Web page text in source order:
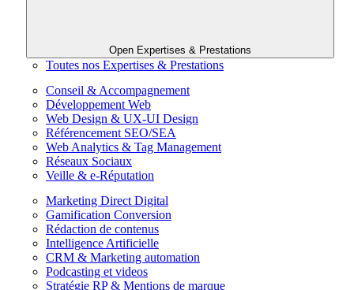
Open Expertises & Prestations
Toutes nos Expertises & Prestations
Conseil & Accompagnement
Développement Web
Web Design & UX-UI Design
Référencement SEO/SEA
Web Analytics & Tag Management
Réseaux Sociaux
Veille & e-Réputation
Marketing Direct Digital
Gamification Conversion
Rédaction de contenus
Intelligence Artificielle
CRM & Marketing automation
Podcasting et videos
Stratégie RP & Mentions de marque